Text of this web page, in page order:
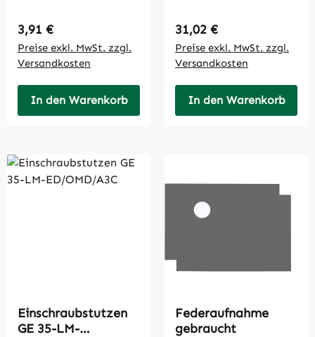
Regulärer Preis:
3,91 €
Preise exkl. MwSt. zzgl.
Versandkosten
In den Warenkorb
Regulärer Preis:
31,02 €
Preise exkl. MwSt. zzgl.
Versandkosten
In den Warenkorb
Einschraubstutzen
GE 35-LM-
Federaufnahme
gebraucht